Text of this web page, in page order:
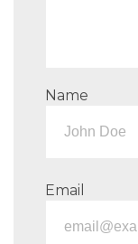
Name
Email